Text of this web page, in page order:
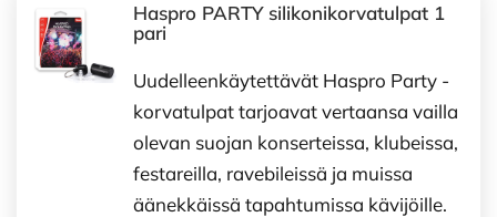
Haspro PARTY silikonikorvatulpat 1
pari
Uudelleenkäytettävät Haspro Party -
korvatulpat tarjoavat vertaansa vailla
olevan suojan konserteissa, klubeissa,
festareilla, ravebileissä ja muissa
äänekkäissä tapahtumissa kävijöille.